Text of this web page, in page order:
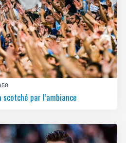
par l’ambiance